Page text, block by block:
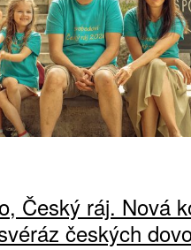
Český ráj. Nová
českých